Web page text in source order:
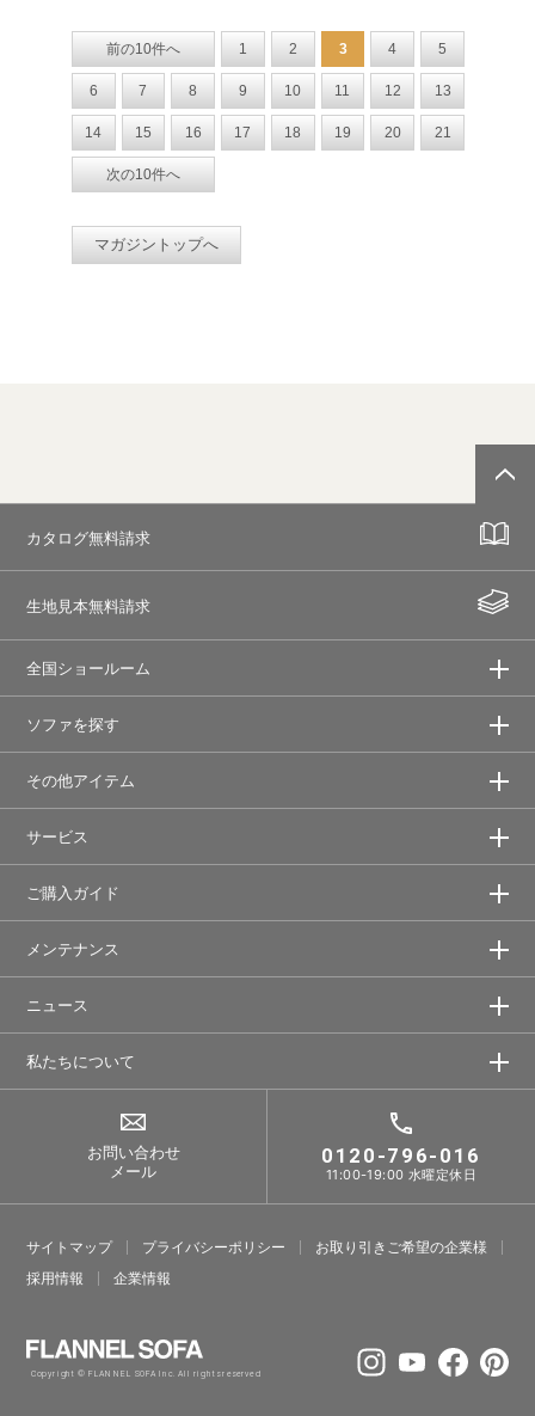
前の10件へ 1 2 3 4 5
6 7 8 9 10 11 12 13
14 15 16 17 18 19 20 21
次の10件へ
マガジントップへ
カタログ無料請求
生地見本無料請求
全国ショールーム
ソファを探す
その他アイテム
サービス
ご購入ガイド
メンテナンス
ニュース
私たちについて
お問い合わせ
メール
0120-796-016
11:00-19:00 水曜定休日
サイトマップ プライバシーポリシー
お取り引きご希望の企業様
採⽤情報
企業情報
Copyright © FLANNEL SOFA Inc. All rights reserved